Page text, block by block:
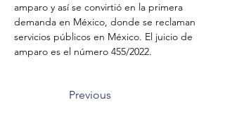
amparo y así se convirtió en la primera
demanda en México, donde se reclaman
servicios públicos en México. El juicio de
amparo es el número 455/2022.
Previous